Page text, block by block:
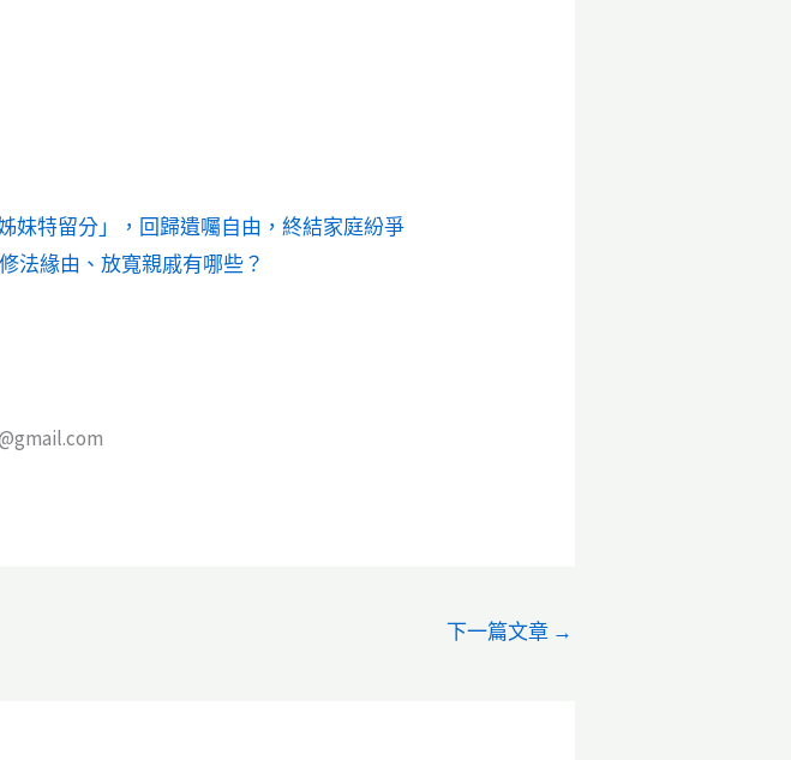
妹特留分」，回歸遺囑自由，終結家庭紛爭
法緣由、放寬親戚有哪些？
下一篇文章 →